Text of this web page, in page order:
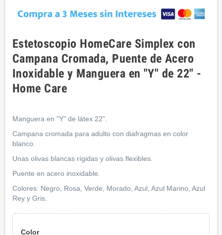
Estetoscopio HomeCare Simplex con
Campana Cromada, Puente de Acero
Inoxidable y Manguera en "Y" de 22" -
Home Care
Manguera en "Y" de látex 22".
Campana cromada para adulto con diafragmas en color
blanco.
Unas olivas blancas rígidas y olivas flexibles.
Puente en acero inoxidable.
Colores: Negro, Rosa, Verde, Morado, Azul, Azul Marino, Azul
Rey y Gris.
Color